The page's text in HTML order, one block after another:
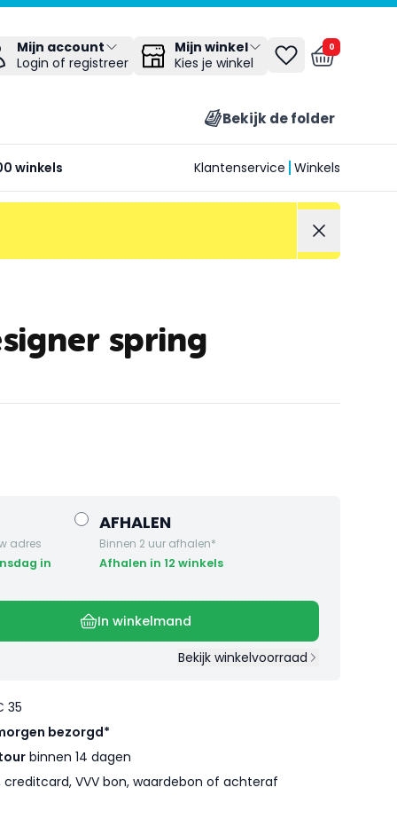
Mijn account
Login of registreer
Mijn winkel
Kies je winkel
0
Bekijk de folder
winkels Klantenservice Winkels
spring
adres
AFHALEN
Binnen 2 uur afhalen*
Afhalen in 12 winkels
In winkelmand
Bekijk winkelvoorraad
35
bezorgd*
binnen 14 dagen
creditcard, VVV bon, waardebon of achteraf